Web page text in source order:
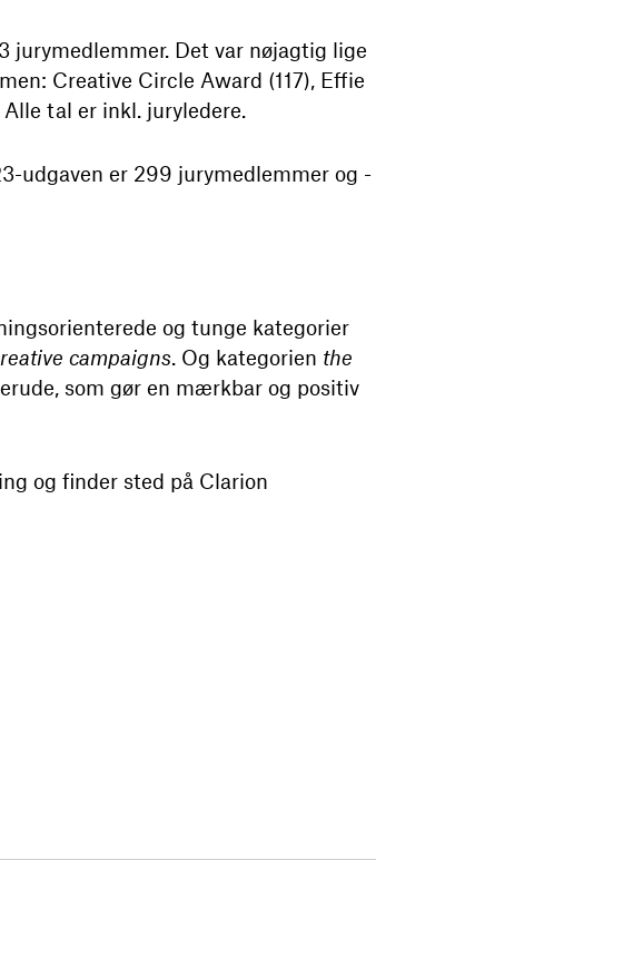
jurymedlemmer. Det var nøjagtig lige
Creative Circle Award (117), Effie
tal er inkl. juryledere.
udgaven er 299 jurymedlemmer og -
og tunge kategorier
campaigns. Og kategorien the
som gør en mærkbar og positiv
og finder sted på Clarion